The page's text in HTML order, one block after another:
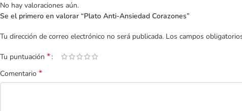
No hay valoraciones aún.
Se el primero en valorar “Plato Anti-Ansiedad Corazones”
Tu dirección de correo electrónico no será publicada. Los campos
Tu puntuación *
Comentario *